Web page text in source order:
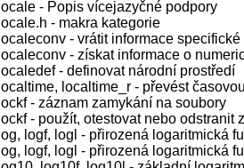
locale - Popis vícejazyčné podpory
locale.h - makra kategorie
localeconv - vrátit informace
localeconv - získat informace o
localedef - definovat národní prostředí
localtime, localtime_r - převést
lockf - záznam zamykání na soubory
lockf - použít, otestovat nebo odstranit
log, logf, logl - přirozená logaritmická
log, logf, logl - přirozená logaritmická